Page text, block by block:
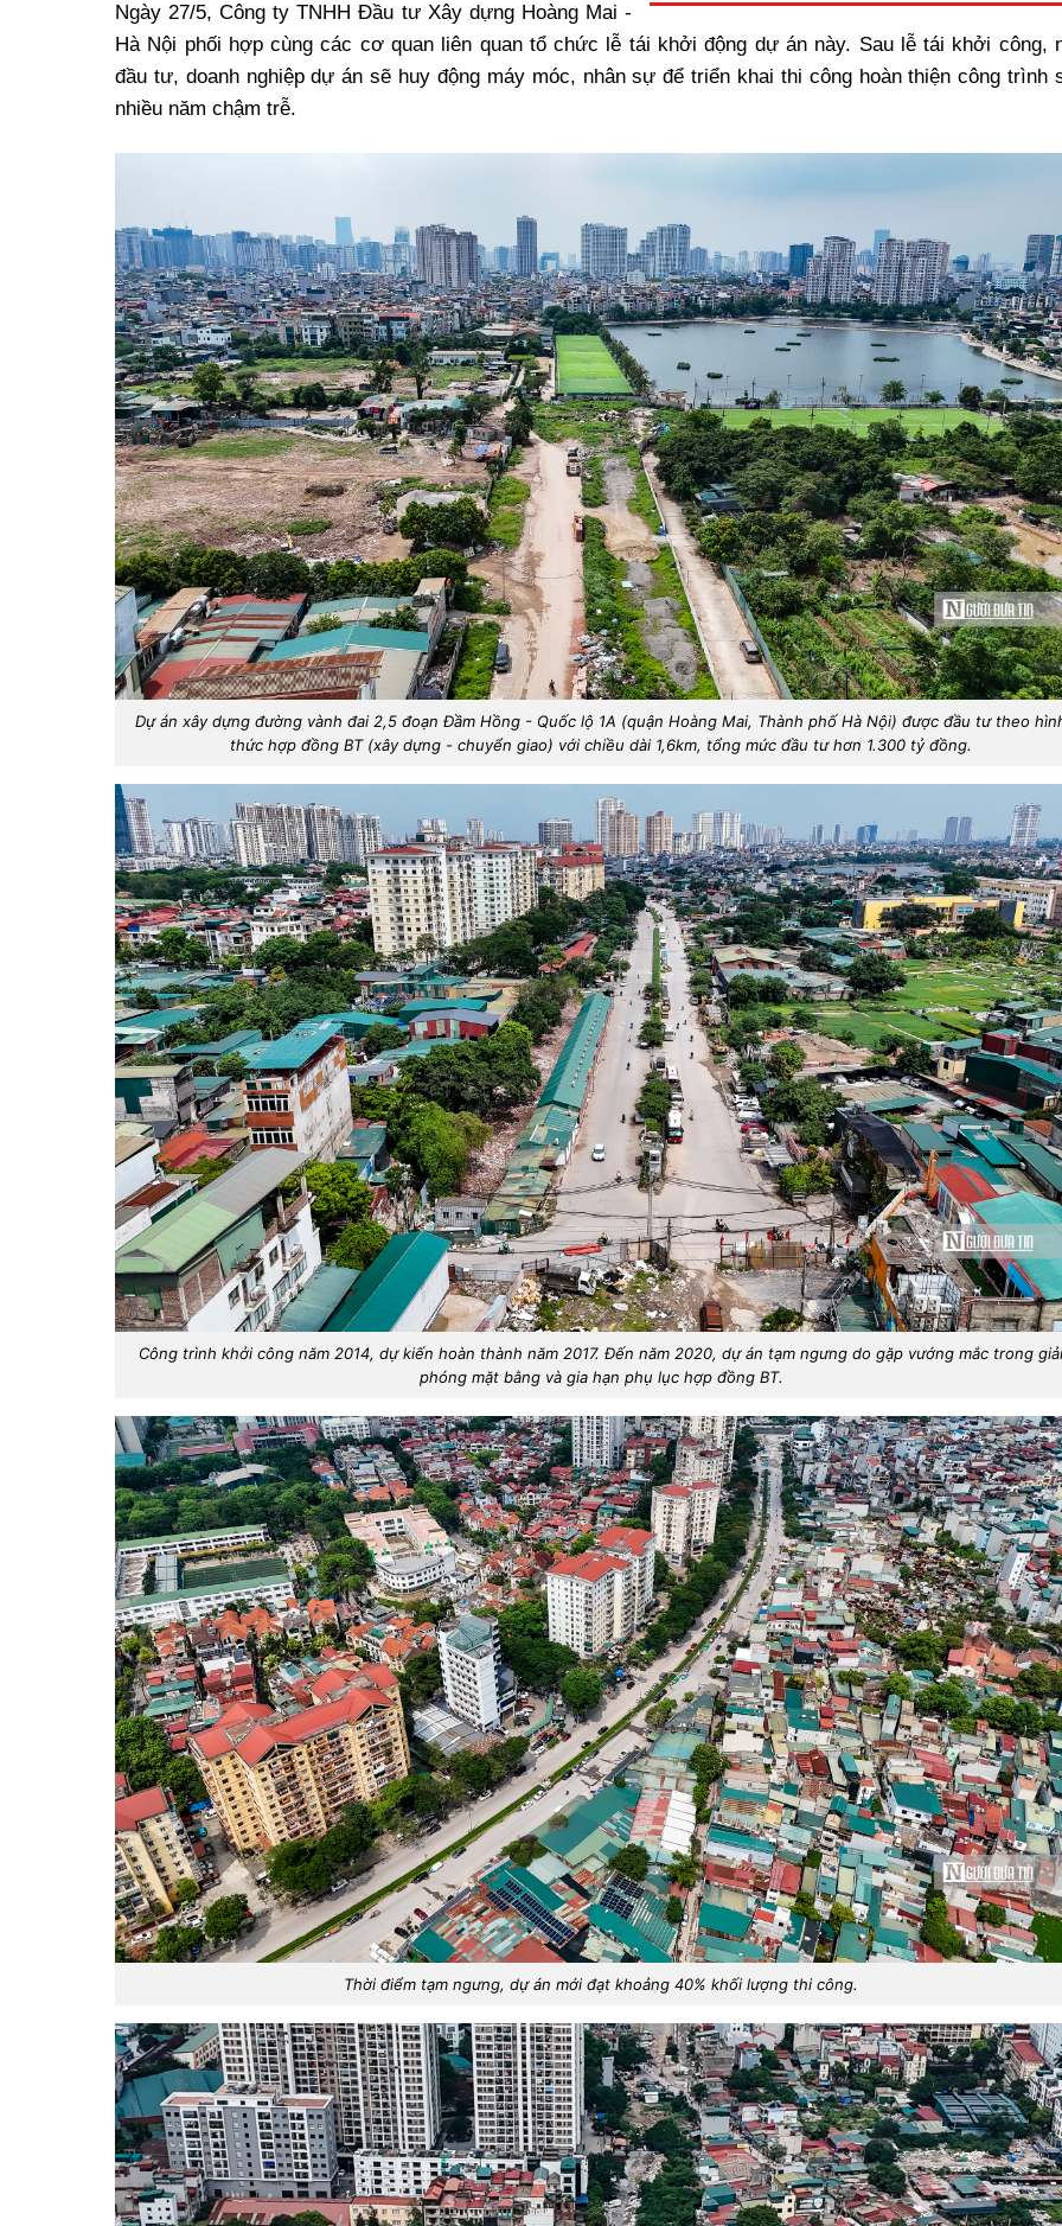
Ngày 27/5, Công ty TNHH Đầu tư Xây dựng Hoàng Mai -
Hà Nội phối hợp cùng các cơ quan liên quan tổ chức lễ tái khởi động dự án này. Sau lễ tái khởi công,
đầu tư, doanh nghiệp dự án sẽ huy động máy móc, nhân sự để triển khai thi công hoàn thiện công trình
nhiều năm chậm trễ.
Dự án xây dựng đường vành đai 2,5 đoạn Đầm Hồng - Quốc lộ 1A (quận Hoàng Mai, Thành phố Hà Nội) được đầu tư theo
thức hợp đồng BT (xây dựng - chuyển giao) với chiều dài 1,6km, tổng mức đầu tư hơn 1.300 tỷ đồng.
Công trình khởi công năm 2014, dự kiến hoàn thành năm 2017. Đến năm 2020, dự án tạm ngưng do gặp vướng mắc trong giải
phóng mặt bằng và gia hạn phụ lục hợp đồng BT.
Thời điểm tạm ngưng, dự án mới đạt khoảng 40% khối lượng thi công.